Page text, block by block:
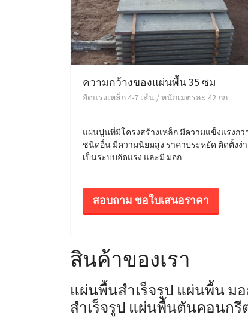
ความกว้างของแผ่นพื้น 35 ซม
อัดแรงเหล็ก 4-7 เส้น / หนักเมตรละ 42 กก
แผ่นปูนที่มีโครงสร้างเหล็ก มีความแข็งแรงก
ชนิดอื่น มีความนิยมสูง ราคาประหยัด ติดตั้งง่
เป็นระบบอัดแรง และมี มอก
สอบถาม ขอใบเสนอราคา
สินค้าของเรา
แผ่นพื้นสำเร็จรูป แผ่นพื้น
สำเร็จรูป แผ่นพื้นตันคอนกรี